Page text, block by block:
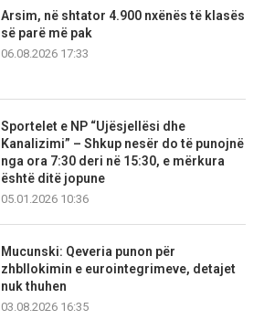
Arsim, në shtator 4.900 nxënës të klasës
së parë më pak
06.08.2026 17:33
Sportelet e NP “Ujësjellësi dhe
Kanalizimi” – Shkup nesër do të punojnë
nga ora 7:30 deri në 15:30, e mërkura
është ditë jopune
05.01.2026 10:36
Mucunski: Qeveria punon për
zhbllokimin e eurointegrimeve, detajet
nuk thuhen
03.08.2026 16:35